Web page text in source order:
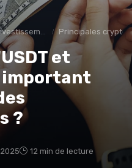
Cryptomonnaies Principales
et
?
12 min de lecture